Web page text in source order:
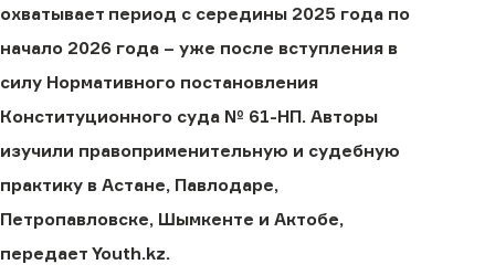
охватывает период с середины 2025 года по
начало 2026 года – уже после вступления в
силу Нормативного постановления
Конституционного суда № 61-НП. Авторы
изучили правоприменительную и судебную
практику в Астане, Павлодаре,
Петропавловске, Шымкенте и Актобе,
передает Youth.kz.